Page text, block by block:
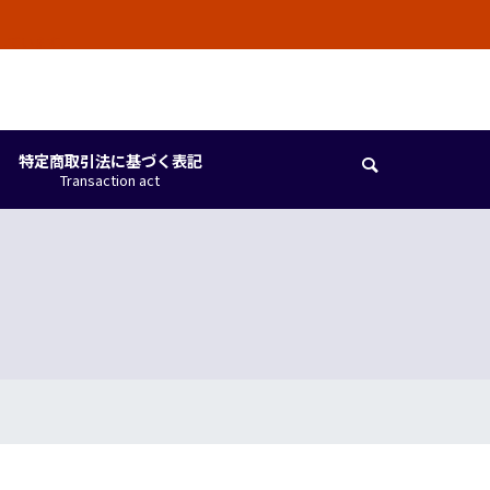
特定商取引法に基づく表記
Transaction act
